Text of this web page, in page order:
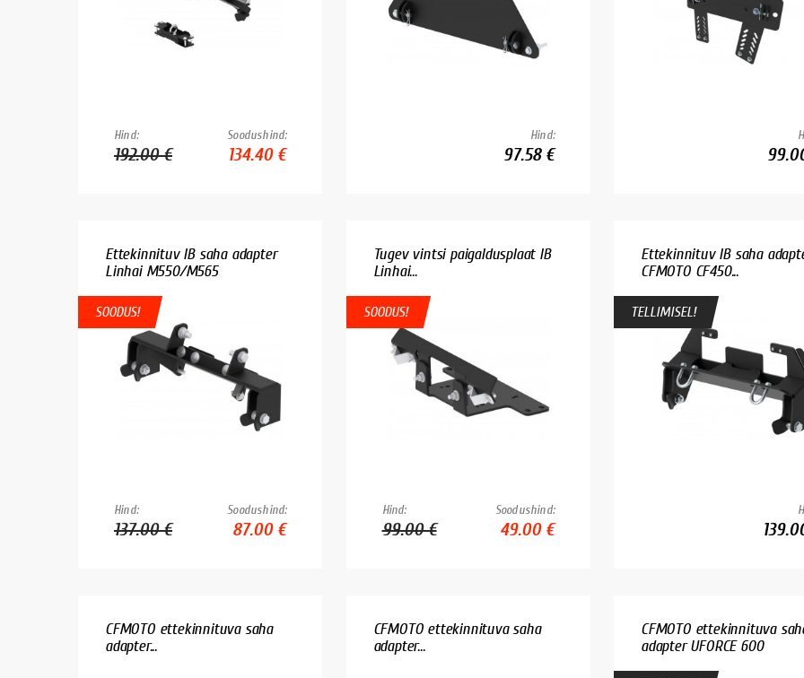
Hind:
192.00 €
Soodushind:
134.40 €
Hind:
97.58 €
Ettekinnituv IB saha adapter
Linhai M550/M565
SOODUS!
Hind:
137.00 €
Soodushind:
87.00 €
Tugev vintsi paigaldusplaat IB
Linhai...
SOODUS!
Hind:
99.00 €
Soodushind:
49.00 €
Ettekinnituv IB saha
CFMOTO CF450...
TELLIMISEL!
CFMOTO ettekinnituva saha
adapter...
CFMOTO ettekinnituva saha
adapter...
CFMOTO ettekinnituva
adapter UFORCE 600